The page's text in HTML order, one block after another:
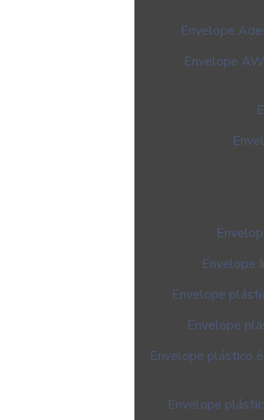
Envelope
Envelope
Envelope
Envelope
Envelope
Envelope plástico
Envelope